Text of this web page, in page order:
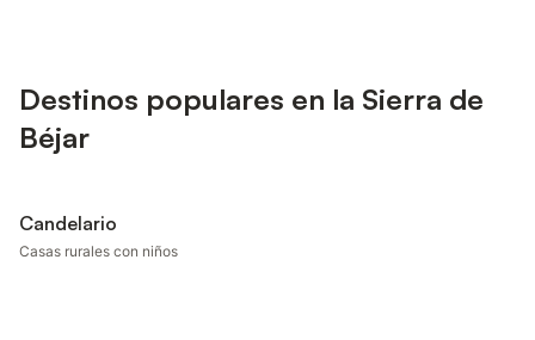
Destinos populares en la Sierra de
Béjar
Candelario
Casas rurales con niños